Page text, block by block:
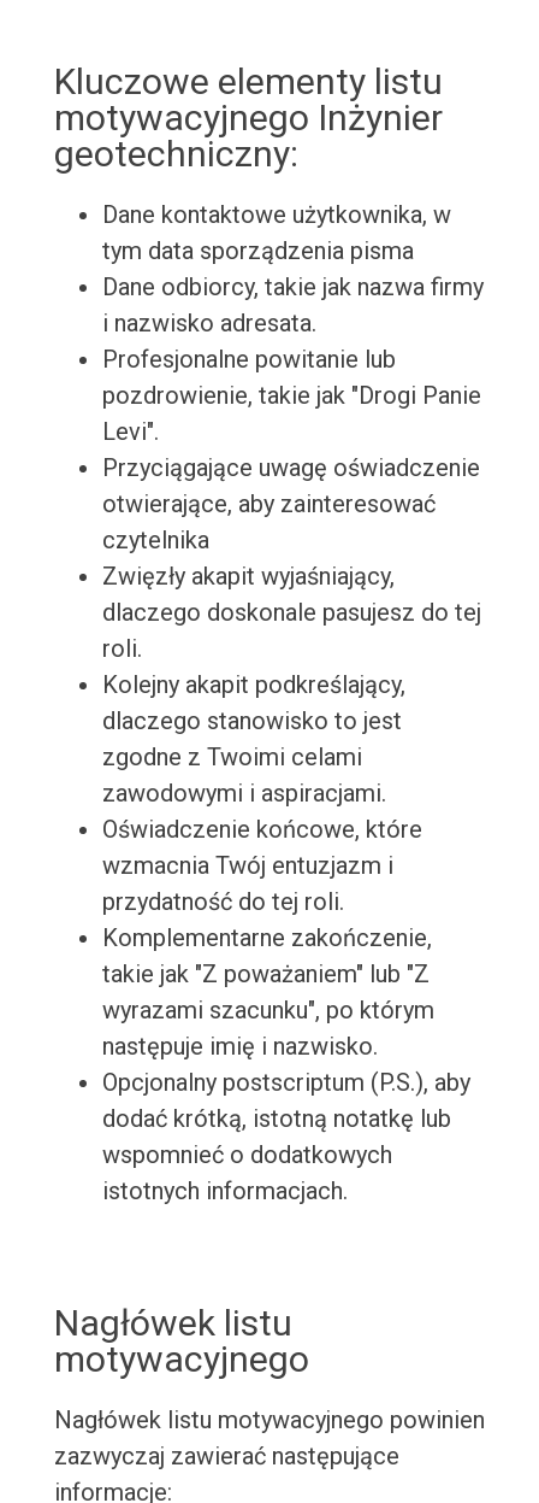
Kluczowe elementy listu
motywacyjnego Inżynier
geotechniczny:
Dane kontaktowe użytkownika, w
tym data sporządzenia pisma
Dane odbiorcy, takie jak nazwa firmy
i nazwisko adresata.
Profesjonalne powitanie lub
pozdrowienie, takie jak "Drogi Panie
Levi".
Przyciągające uwagę oświadczenie
otwierające, aby zainteresować
czytelnika
Zwięzły akapit wyjaśniający,
dlaczego doskonale pasujesz do tej
roli.
Kolejny akapit podkreślający,
dlaczego stanowisko to jest
zgodne z Twoimi celami
zawodowymi i aspiracjami.
Oświadczenie końcowe, które
wzmacnia Twój entuzjazm i
przydatność do tej roli.
Komplementarne zakończenie,
takie jak "Z poważaniem" lub "Z
wyrazami szacunku", po którym
następuje imię i nazwisko.
Opcjonalny postscriptum (P.S.), aby
dodać krótką, istotną notatkę lub
wspomnieć o dodatkowych
istotnych informacjach.
Nagłówek listu
motywacyjnego
Nagłówek listu motywacyjnego powinien
zazwyczaj zawierać następujące
informacje: